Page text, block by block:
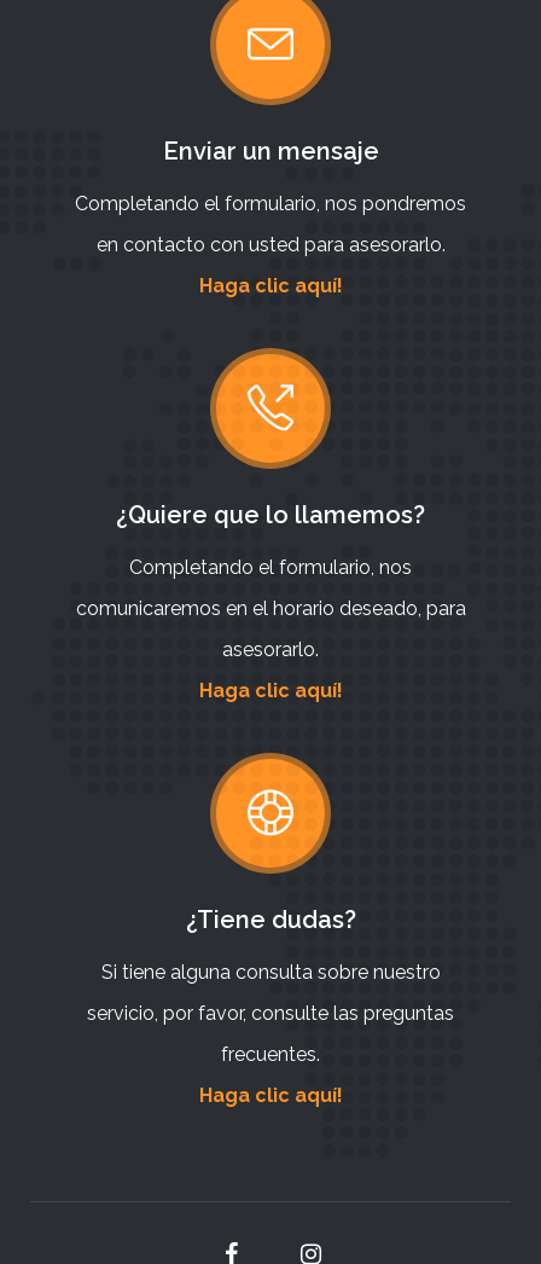
Enviar un mensaje
Completando el formulario, nos pondremos
en contacto con usted para asesorarlo.
Haga clic aquí!
¿Quiere que lo llamemos?
Completando el formulario, nos
comunicaremos en el horario deseado, para
asesorarlo.
Haga clic aquí!
¿Tiene dudas?
Si tiene alguna consulta sobre nuestro
servicio, por favor, consulte las preguntas
frecuentes.
Haga clic aquí!